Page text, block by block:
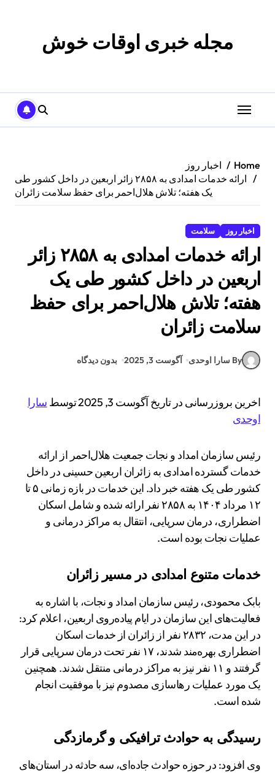
مجله خبری اوقات خوش
Home
اخبار روز
ارائه خدمات امدادی به ۲۸۵۸ زائر اربعین در داخل کشور طی
یک هفته؛ تلاش هلال‌احمر برای حفظ سلامت زائران
اخبار روز سلامت
ارائه خدمات امدادی به ۲۸۵۸ زائر
اربعین در داخل کشور طی یک
هفته؛ تلاش هلال‌احمر برای حفظ
سلامت زائران
By سارا اوحدی آگوست 3, 2025 بدون دیدگاه
اخرین بروزرسانی در تاریخ آگوست 3, 2025 توسط
سارا
اوحدی
رئیس سازمان امداد و نجات جمعیت هلال‌احمر از ارائه
خدمات گسترده امدادی به زائران اربعین حسینی در داخل
کشور طی یک هفته خبر داد. این خدمات در بازه زمانی ۵ تا
۱۲ مرداد ۱۴۰۴ به ۲۸۵۸ نفر ارائه شده و شامل اسکان
اضطراری، درمان سرپایی، انتقال به مراکز درمانی و
عملیات نجات بوده است.
خدمات متنوع امدادی در مسیر زائران
بابک محمودی، رئیس سازمان امداد و نجات، با اشاره به
فعالیت‌های این سازمان در ایام پیاده‌روی اربعین، اعلام کرد:
در این مدت، ۲۸۳۲ نفر از زائران از خدمات اسکان
اضطراری بهره‌مند شدند، ۱۷ نفر تحت درمان سرپایی قرار
گرفتند و ۱۱ نفر نیز به مراکز درمانی منتقل شدند. همچنین
یک مورد عملیات رهاسازی مصدوم نیز با موفقیت انجام
شده است.
رسیدگی به حوادث ترافیکی و گرمازدگی
وی افزود: در حوزه حوادث جاده‌ای، سه حادثه در استان‌های